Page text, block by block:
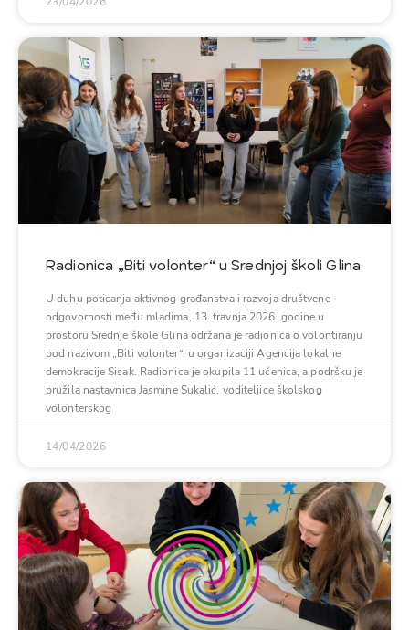
Radionica „Biti volonter“ u Srednjoj školi Glina
U duhu poticanja aktivnog građanstva i razvoja društvene
odgovornosti među mladima, 13. travnja 2026. godine u
prostoru Srednje škole Glina održana je radionica o volontiranju
pod nazivom „Biti volonter“, u organizaciji Agencija lokalne
demokracije Sisak. Radionica je okupila 11 učenica, a podršku je
pružila nastavnica Jasmine Sukalić, voditeljice školskog
volonterskog
14/04/2026